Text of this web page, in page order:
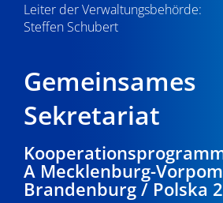
Leiter der Verwaltungsbehörde:
Steffen Schubert
Gemeinsames
Sekretariat
A Mecklenburg-
Brandenburg / Polska